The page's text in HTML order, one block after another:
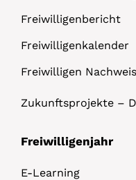
Freiwilligenbericht
Freiwilligenkalender
Freiwilligen Nachweis
Zukunftsprojekte –
Freiwilligenjahr
E-Learning